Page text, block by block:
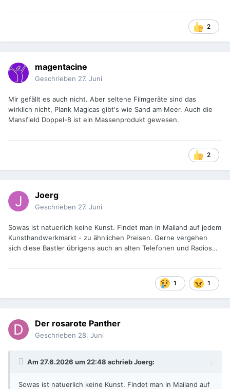
2
magentacine
Geschrieben 27. Juni
Mir gefällt es auch nicht. Aber seltene Filmgeräte sind das
wirklich nicht, Plank Magicas gibt's wie Sand am Meer. Auch die
Mansfield Doppel-8 ist ein Massenprodukt gewesen.
2
Joerg
Geschrieben 27. Juni
Sowas ist natuerlich keine Kunst. Findet man in Mailand auf jedem
Kunsthandwerkmarkt - zu ähnlichen Preisen. Gerne vergehen
sich diese Bastler übrigens auch an alten Telefonen und Radios…
1 1
Der rosarote Panther
Geschrieben 28. Juni
Am 27.6.2026 um 22:48 schriebJoerg:
Sowas ist natuerlich keine Kunst. Findet man in Mailand auf